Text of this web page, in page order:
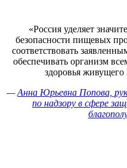
«Россия уделяет
безопасности пищевых
соответствовать
обеспечивать организм
здоровья
—Анна Юрьевна Попова,
по надзору в сфере